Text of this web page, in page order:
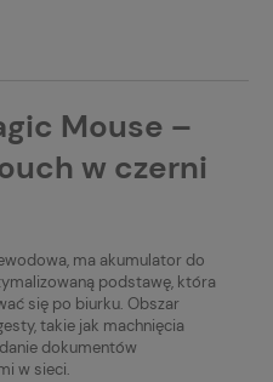
Mouse –
w czerni
ma akumulator do
podstawę, która
się po biurku. Obszar
takie jak machnięcia
dokumentów
w sieci.